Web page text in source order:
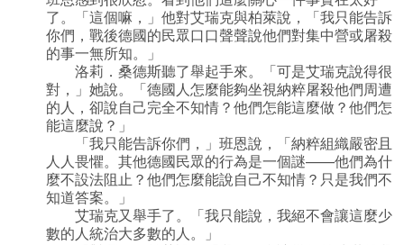
了。「這個嘛，」他對艾瑞克與柏萊說，「我只能告訴
你們，戰後德國的民眾口口聲聲說他們對集中營或屠殺
的事一無所知。」
洛莉．桑德斯聽了舉起手來。「可是艾瑞克說得很
對，」她說。「德國人怎麼能夠坐視納粹屠殺他們周遭
的人，卻說自己完全不知情？他們怎能這麼做？他們怎
能這麼說？」
「我只能告訴你們，」班恩說，「納粹組織嚴密且
人人畏懼。其他德國民眾的行為是一個謎——他們為什
麼不設法阻止？他們怎麼能說自己不知情？只是我們不
知道答案。」
艾瑞克又舉手了。「我只能說，我絕不會讓這麼少
數的人統治大多數的人。」